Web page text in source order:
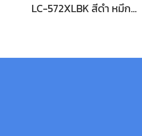
LC-572XLBK สีดำ หมึกพิมพ์อิงค์เจ็ทบราเดอร์ รับประกันศูนย์บริการของแท้แน่นอน BK , INK CATRIDGE 3,000 Pgs for J3660,J3960